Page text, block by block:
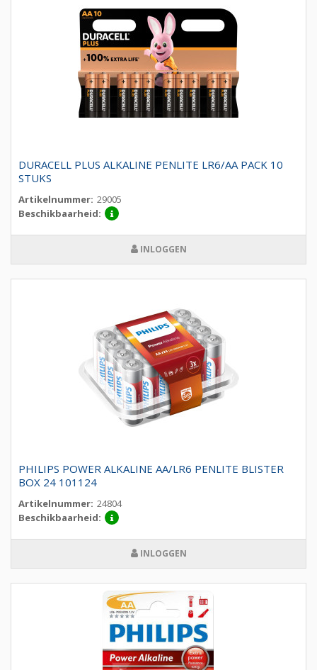
DURACELL PLUS ALKALINE PENLITE LR6/AA PACK 10
STUKS
Artikelnummer: 29005
Beschikbaarheid:
INLOGGEN
PHILIPS POWER ALKALINE AA/LR6 PENLITE BLISTER
BOX 24 101124
Artikelnummer: 24804
Beschikbaarheid:
INLOGGEN